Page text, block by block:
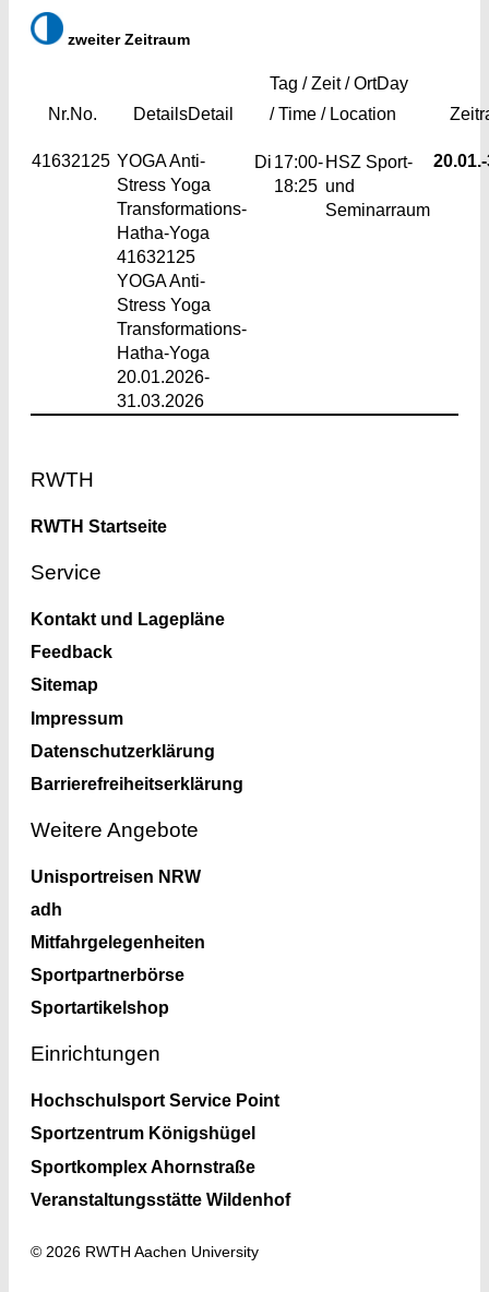
zweiter Zeitraum
Nr.No. DetailsDetail
Tag / Zeit / OrtDay
/ Time / Location
41632125 YOGA Anti-
Stress Yoga
Transformations-
Hatha-Yoga
41632125
YOGA Anti-
Stress Yoga
Transformations-
Hatha-Yoga
20.01.2026-
31.03.2026
Di 17:00-
18:25
HSZ Sport-
und
Seminarraum
20.01.-
RWTH
RWTH Startseite
Service
Kontakt und Lagepläne
Feedback
Sitemap
Impressum
Datenschutzerklärung
Barrierefreiheitserklärung
Weitere Angebote
Unisportreisen NRW
adh
Mitfahrgelegenheiten
Sportpartnerbörse
Sportartikelshop
Einrichtungen
Hochschulsport Service Point
Sportzentrum Königshügel
Sportkomplex Ahornstraße
Veranstaltungsstätte Wildenhof
© 2026 RWTH Aachen University